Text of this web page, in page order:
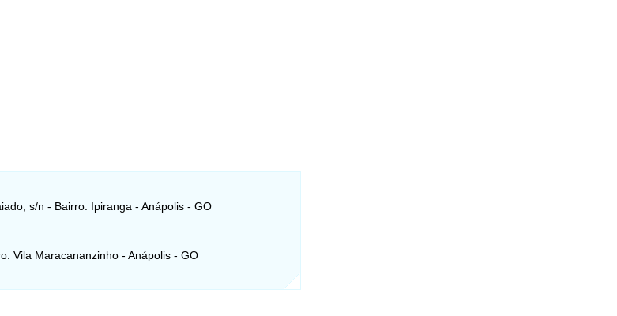
s/n - Bairro: Ipiranga - Anápolis - GO
Vila Maracananzinho - Anápolis - GO